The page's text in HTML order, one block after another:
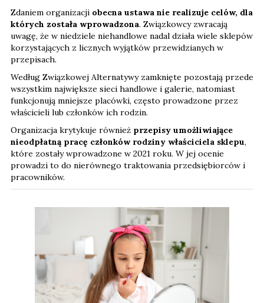
Zdaniem organizacji obecna ustawa nie realizuje celów, dla
których została wprowadzona. Związkowcy zwracają
uwagę, że w niedziele niehandlowe nadal działa wiele sklepów
korzystających z licznych wyjątków przewidzianych w
przepisach.
Według Związkowej Alternatywy zamknięte pozostają przede
wszystkim największe sieci handlowe i galerie, natomiast
funkcjonują mniejsze placówki, często prowadzone przez
właścicieli lub członków ich rodzin.
Organizacja krytykuje również przepisy umożliwiające
nieodpłatną pracę członków rodziny właściciela sklepu,
które zostały wprowadzone w 2021 roku. W jej ocenie
prowadzi to do nierównego traktowania przedsiębiorców i
pracowników.